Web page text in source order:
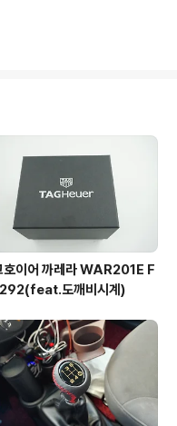
자는
버리는
에 무료
버리
된김에
리사라
결심
호이어 까레라 WAR201E F
도깨비시계)